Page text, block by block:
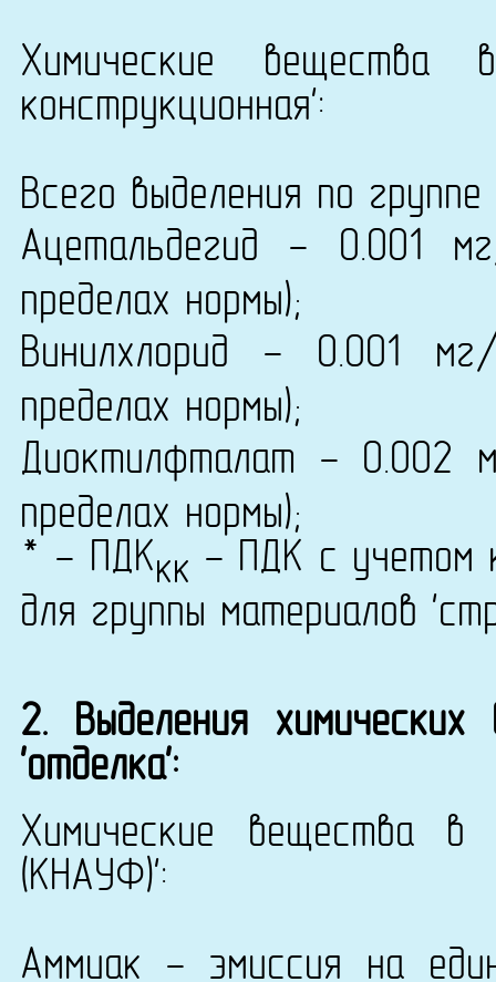
Химические вещества
конструкционная':
Всего выделения по
Ацетальдегид - 0.001
пределах нормы);
Винилхлорид - 0.001
пределах нормы);
Диоктилфталат - 0.002
пределах нормы);
* - ПДКкк - ПДК с учетом
для группы материалов
2. Выделения
'отделка':
Химические вещества
(КНАУФ)':
Аммиак - эмиссия на